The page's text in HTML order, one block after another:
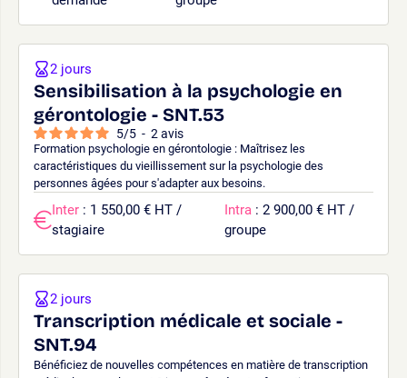
Sensibilisation à la psychologie en
gérontologie - SNT.53
5/5 - 2 avis
Formation psychologie en gérontologie : Maîtrisez les
caractéristiques du vieillissement sur la psychologie des
personnes âgées pour s'adapter aux besoins.
2 jours
Inter : 1 550,00 € HT /
stagiaire
Intra : 2 900,00 € HT /
groupe
Transcription médicale et sociale -
SNT.94
Bénéficiez de nouvelles compétences en matière de transcription
2 jours